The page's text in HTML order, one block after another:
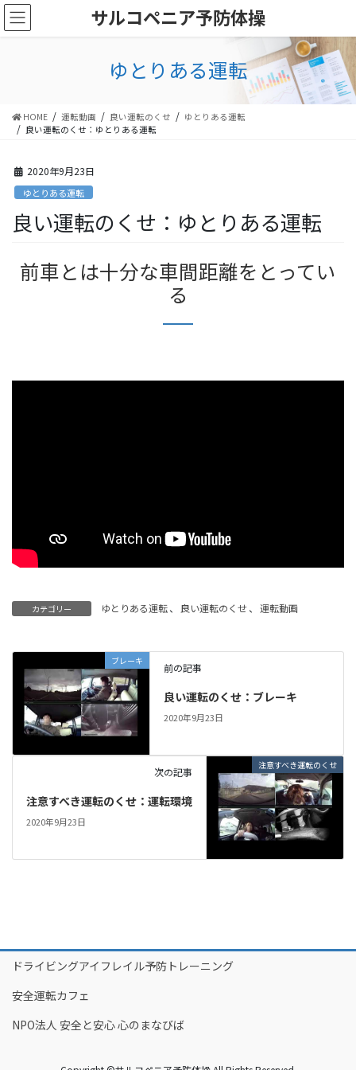
コ
ン
ナ
ビ
サルコペニア予防体操
ゆとりある運転
HOME 運転動画 良い運転のくせ
ゆとりある運転
良い運転のくせ：ゆとりある運転
2020年9月23日
ゆとりある運転
良い運転のくせ：ゆとりある運転
前車とは十分な車間距離をとってい
る
カテゴリー ゆとりある運転、 良い運転のくせ、 運転動画
ブレーキ
前の記事
良い運転のくせ：ブレーキ
2020年9月23日
注意すべき運転のくせ
次の記事
注意すべき運転のくせ：運転環境
2020年9月23日
ドライビングアイフレイル予防トレーニング
安全運転カフェ
NPO法人 安全と安心 心のまなびば